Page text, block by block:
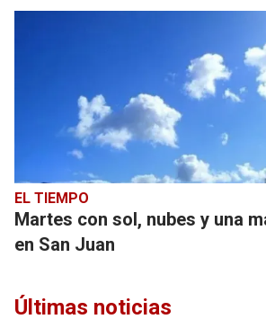
EL TIEMPO
Martes con sol, nubes y una
en San Juan
Últimas noticias